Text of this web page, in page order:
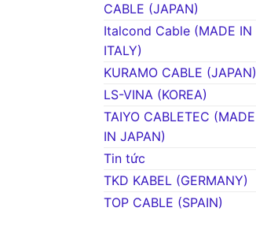
CABLE (JAPAN)
Italcond Cable (MADE IN
ITALY)
KURAMO CABLE (JAPAN)
LS-VINA (KOREA)
TAIYO CABLETEC (MADE
IN JAPAN)
Tin tức
TKD KABEL (GERMANY)
TOP CABLE (SPAIN)